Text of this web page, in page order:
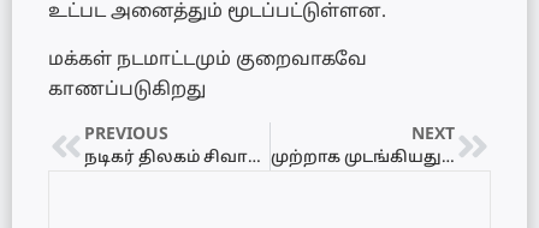
உட்பட அனைத்தும் மூடப்பட்டுள்ளன.
மக்கள் நடமாட்டமும் குறைவாகவே
காணப்படுகிறது
PREVIOUS
நடிகர் திலகம் சிவாஜி கணேசனின் மூத்த முதல்வர் திரு இராம்குமார் யாழ்ப்பாண விஜயம்
NEXT
முற்றாக முடங்கியது யாழ்ப்பாணம் – Video